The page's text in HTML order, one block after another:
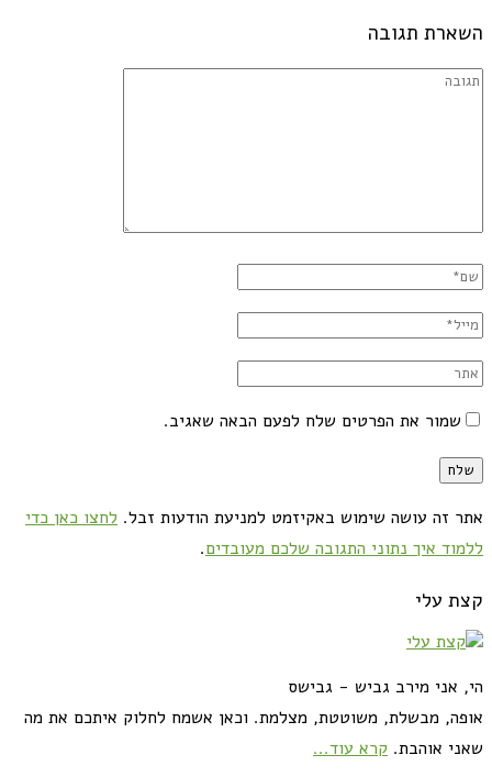
השארת תגובה
שמור את הפרטים שלח לפעם הבאה שאגיב.
אתר זה עושה שימוש באקיזמט למניעת הודעות זבל. לחצו כאן כדי
ללמוד איך נתוני התגובה שלכם מעובדים.
קצת עלי
הי, אני מירב גביש - גבישס
אופה, מבשלת, משוטטת, מצלמת. וכאן אשמח לחלוק איתכם את מה
שאני אוהבת. קרא עוד...